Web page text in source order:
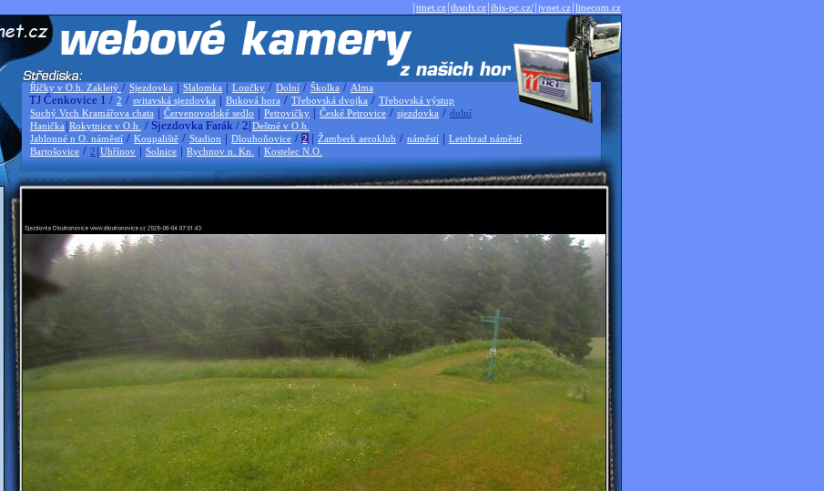
|ttnet.cz|thsoft.cz|ibis-pc.cz/|jvnet.cz|linecom.cz
Říčky v O.h. Zakletý / Sjezdovka | Slalomka | Loučky / Dolní / Školka / Alma
TJ Čenkovice 1 / 2 / svitavská sjezdovka | Buková hora / Třebovská dvojka / Třebovská výstup
Suchý Vrch Kramářova chata | Červenovodské sedlo | Petrovičky | České Petrovice / sjezdovka / dolní
Hanička |Rokytnice v O.h. / Sjezdovka Farák / 2|Deštné v O.h.
Jablonné n O. náměstí / Koupaliště / Stadion | Dlouhoňovice / 2 | Žamberk aeroklub / náměstí | Letohrad náměstí
Bartošovice / 2 |Uhřínov | Solnice | Rychnov n. Kn. | Kostelec N.O.